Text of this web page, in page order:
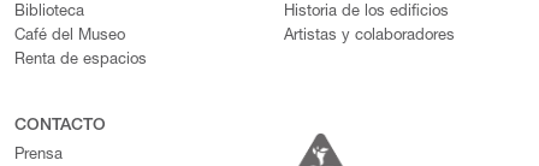
Biblioteca
Café del Museo
Renta de espacios
Historia de los edificios
Artistas y colaboradores
CONTACTO
Prensa